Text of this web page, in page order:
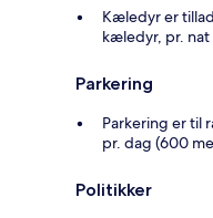
Kæledyr er
kæledyr, pr. nat
Parkering
Parkering er til
pr. dag (600
Politikker